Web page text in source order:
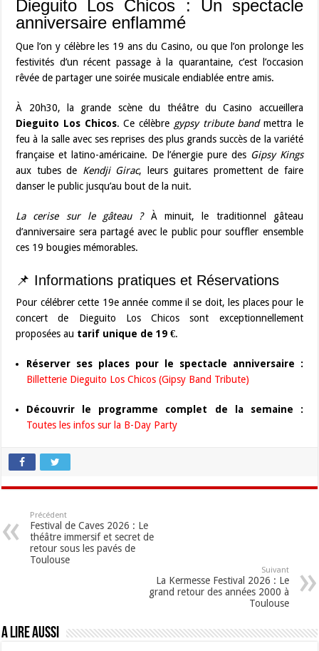
Dieguito Los Chicos : Un spectacle
anniversaire enflammé
Que l’on y célèbre les 19 ans du Casino, ou que l’on prolonge les
festivités d’un récent passage à la quarantaine, c’est l’occasion
rêvée de partager une soirée musicale endiablée entre amis.
À 20h30, la grande scène du théâtre du Casino accueillera
Dieguito Los Chicos. Ce célèbre gypsy tribute bandmettra le
feu à la salle avec ses reprises des plus grands succès de la variété
française et latino-américaine. De l’énergie pure des Gipsy Kings
aux tubes de Kendji Girac, leurs guitares promettent de faire
danser le public jusqu’au bout de la nuit.
La cerise sur le gâteau ?À minuit, le traditionnel gâteau
d’anniversaire sera partagé avec le public pour souffler ensemble
ces 19 bougies mémorables.
📌 Informations pratiques et Réservations
Pour célébrer cette 19e année comme il se doit, les places pour le
concert de Dieguito Los Chicos sont exceptionnellement
proposées au tarif unique de 19 €.
Réserver ses places pour le spectacle anniversaire :
Billetterie Dieguito Los Chicos (Gipsy Band Tribute)
Découvrir le programme complet de la semaine :
Toutes les infos sur la B-Day Party
Précédent
Festival de Caves 2026 : Le
théâtre immersif et secret de
retour sous les pavés de
Toulouse
Suivant
La Kermesse Festival 2026 : Le
grand retour des années 2000 à
Toulouse
A lire aussi